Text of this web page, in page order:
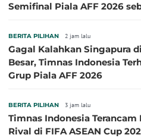
Semifinal Piala AFF 2026
BERITA PILIHAN 2 jam lalu
Gagal Kalahkan Singapura
Besar, Timnas Indonesia
Grup Piala AFF 2026
BERITA PILIHAN 3 jam lalu
Timnas Indonesia
Rival di FIFA ASEAN Cup